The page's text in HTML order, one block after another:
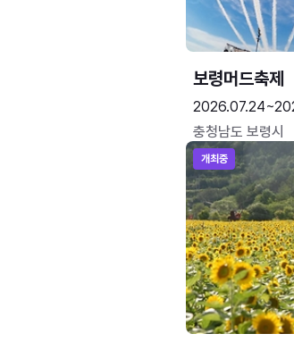
보령머드축제
충청남도 보령시
개최중